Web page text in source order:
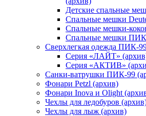
Детские спальные
Спальные мешки
Спальные мешки-
Спальные мешки
Сверхлегкая одежда ПИК-
Серия «ЛАЙТ»
Серия «АКТИВ»
Санки-ватрушки ПИК-99
Фонари Petzl (архив)
Фонари Inova и Olight
Чехлы для ледобуров
Чехлы для лыж (архив)